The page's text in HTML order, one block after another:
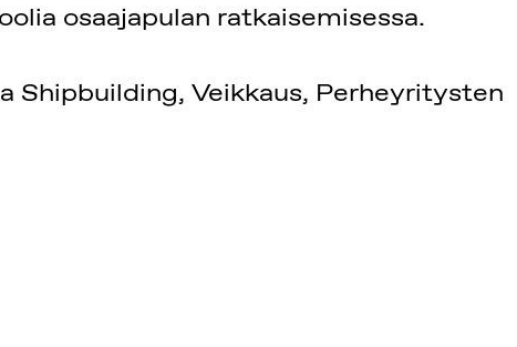
osaajapulan ratkaisemisessa.
Shipbuilding, Veikkaus, Perheyritysten